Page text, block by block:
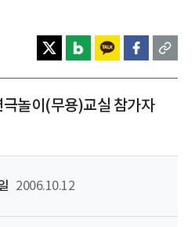
놀이(무용)교실 참가자
2006.10.12